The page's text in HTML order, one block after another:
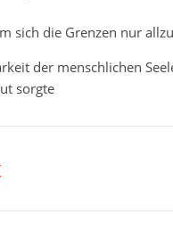
sich die Grenzen nur
der menschlichen
sorgte